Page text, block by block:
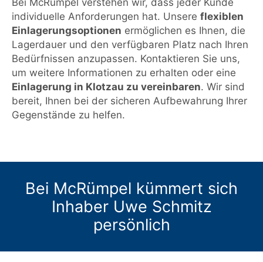
Bei McRümpel verstehen wir, dass jeder Kunde
individuelle Anforderungen hat. Unsere flexiblen
Einlagerungsoptionen ermöglichen es Ihnen, die
Lagerdauer und den verfügbaren Platz nach Ihren
Bedürfnissen anzupassen. Kontaktieren Sie uns,
um weitere Informationen zu erhalten oder eine
Einlagerung in Klotzau zu vereinbaren. Wir sind
bereit, Ihnen bei der sicheren Aufbewahrung Ihrer
Gegenstände zu helfen.
Bei McRümpel kümmert sich
Inhaber Uwe Schmitz
persönlich